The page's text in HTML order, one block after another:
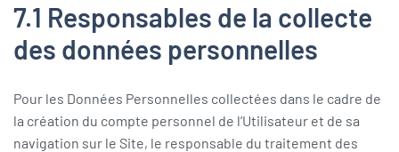
7.1 Responsables de la collecte
des données personnelles
Pour les Données Personnelles collectées dans le cadre de
la création du compte personnel de l’Utilisateur et de sa
navigation sur le Site, le responsable du traitement des